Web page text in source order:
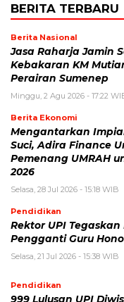
BERITA TERBARU
Berita Nasional
Jasa Raharja Jamin
Kebakaran KM
Perairan Sumenep
Minggu, 2 Agu 2026 - 17:22
Berita Ekonomi
Mengantarkan
Suci, Adira Finance
Pemenang UMRAH
2026
Selasa, 28 Jul 2026 - 15:18 WIB
Pendidikan
Rektor UPI
Pengganti Guru
Selasa, 21 Jul 2026 - 15:38 WIB
Pendidikan
999 Lulusan UPI